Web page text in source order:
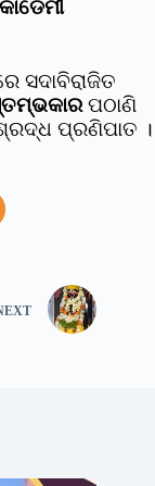
ସଦାବିରାଜିତ
ପଠାଣି
ପ୍ରଣିପାତ ।